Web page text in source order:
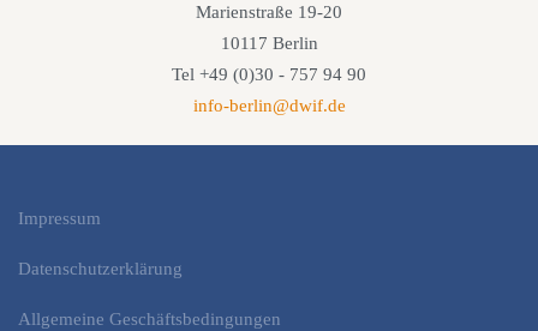
Marienstraße 19-20
10117 Berlin
Tel +49 (0)30 - 757 94 90
info-berlin@dwif.de
Impressum
Datenschutzerklärung
Allgemeine Geschäftsbedingungen